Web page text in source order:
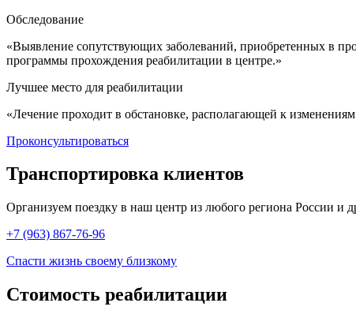
Обследование
«Выявление сопутствующих заболеваний, приобретенных в
программы прохождения реабилитации в центре.»
Лучшее место для реабилитации
«Лечение проходит в обстановке, располагающей к
Проконсультироваться
Транспортировка клиентов
Организуем поездку в наш центр из любого региона России и
+7 (963) 867-76-96
Спасти жизнь своему близкому
Стоимость реабилитации